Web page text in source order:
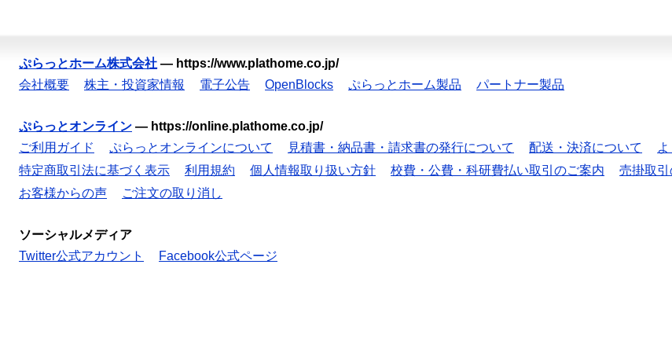
ぷらっとホーム株式会社 — https://www.plathome.co.jp/
会社概要
株主・投資家情報 電子公告 OpenBlocks ぷらっとホーム製品 パートナー製品
ぷらっとオンライン — https://online.plathome.co.jp/
ご利用ガイド
ぷらっとオンラインについて 見積書・納品書・請求書の発行について 配送・決済について
特定商取引法に基づく表示
利用規約 個人情報取り扱い方針 校費・公費・科研費払い取引のご案内 売掛取
お客様からの声
ご注文の取り消し
ソーシャルメディア
Twitter公式アカウント
Facebook公式ページ